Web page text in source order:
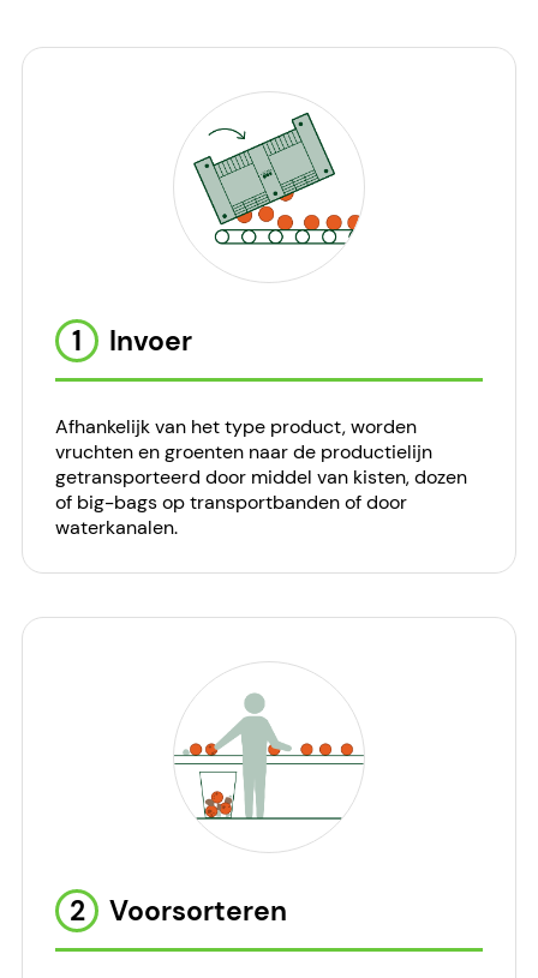
1 Invoer
Afhankelijk van het type product, worden
vruchten en groenten naar de productielijn
getransporteerd door middel van kisten, dozen
of big-bags op transportbanden of door
waterkanalen.
2 Voorsorteren